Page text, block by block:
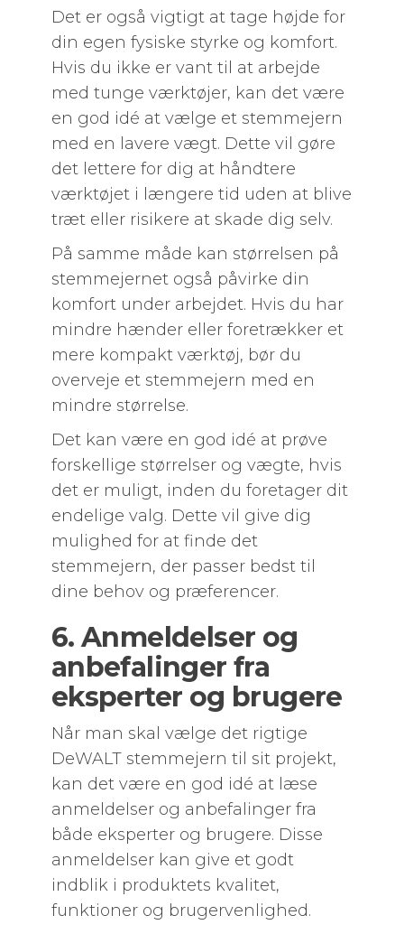
Det er også vigtigt at tage højde for
din egen fysiske styrke og komfort.
Hvis du ikke er vant til at arbejde
med tunge værktøjer, kan det være
en god idé at vælge et stemmejern
med en lavere vægt. Dette vil gøre
det lettere for dig at håndtere
værktøjet i længere tid uden at blive
træt eller risikere at skade dig selv.
På samme måde kan størrelsen på
stemmejernet også påvirke din
komfort under arbejdet. Hvis du har
mindre hænder eller foretrækker et
mere kompakt værktøj, bør du
overveje et stemmejern med en
mindre størrelse.
Det kan være en god idé at prøve
forskellige størrelser og vægte, hvis
det er muligt, inden du foretager dit
endelige valg. Dette vil give dig
mulighed for at finde det
stemmejern, der passer bedst til
dine behov og præferencer.
6. Anmeldelser og
anbefalinger fra
eksperter og brugere
Når man skal vælge det rigtige
DeWALT stemmejern til sit projekt,
kan det være en god idé at læse
anmeldelser og anbefalinger fra
både eksperter og brugere. Disse
anmeldelser kan give et godt
indblik i produktets kvalitet,
funktioner og brugervenlighed.